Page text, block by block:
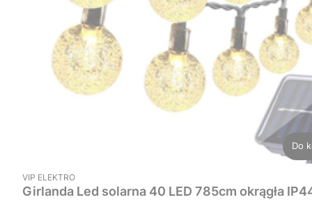
Do
PRODUCENT
VIP ELEKTRO
Girlanda Led solarna 40 LED 785cm okrągła